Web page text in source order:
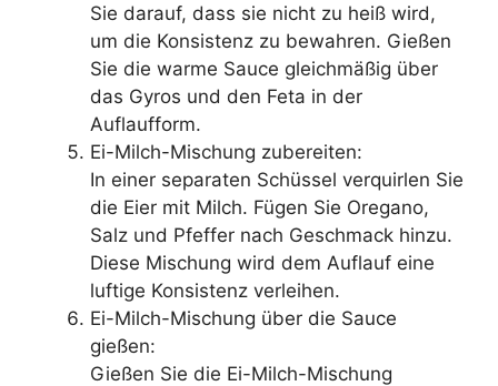
Sie darauf, dass sie nicht zu heiß wird,
um die Konsistenz zu bewahren. Gießen
Sie die warme Sauce gleichmäßig über
das Gyros und den Feta in der
Auflaufform.
Ei-Milch-Mischung zubereiten:
In einer separaten Schüssel verquirlen Sie
die Eier mit Milch. Fügen Sie Oregano,
Salz und Pfeffer nach Geschmack hinzu.
Diese Mischung wird dem Auflauf eine
luftige Konsistenz verleihen.
Ei-Milch-Mischung über die Sauce
gießen:
Gießen Sie die Ei-Milch-Mischung